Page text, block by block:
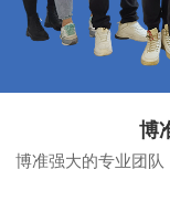
博
博准强大的专业团